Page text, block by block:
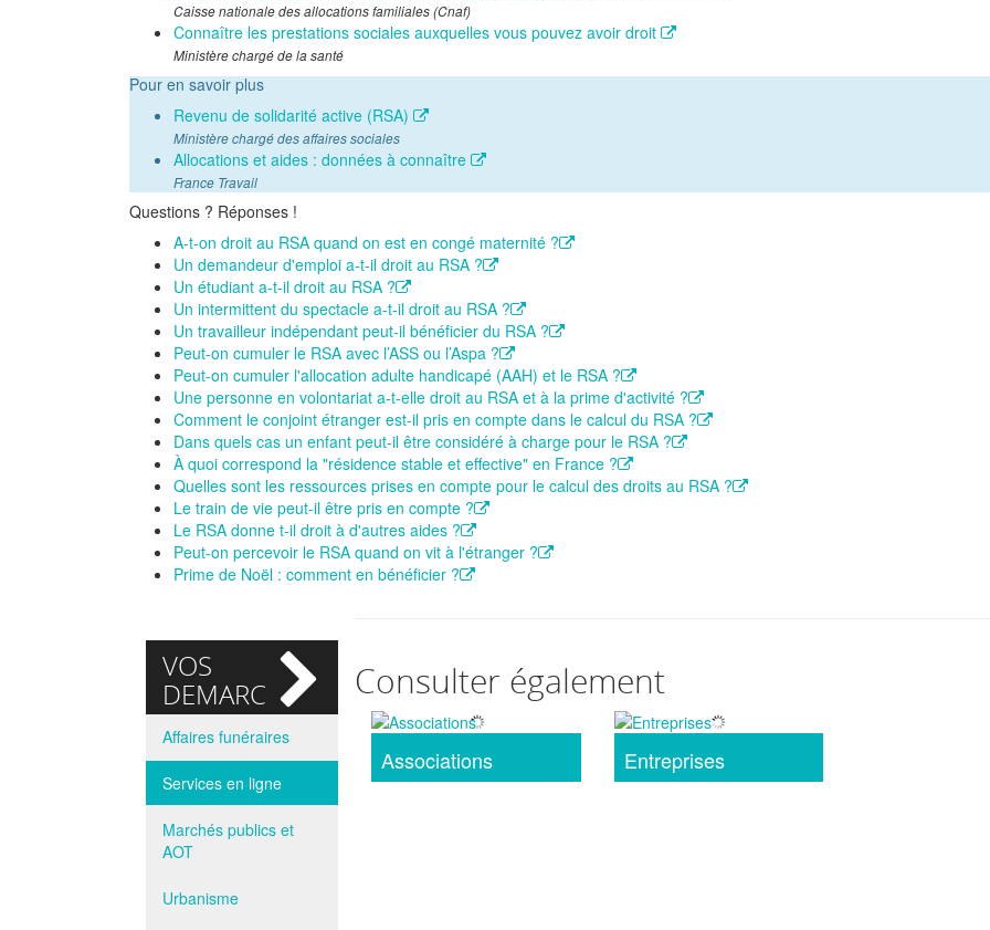
Caisse nationale des allocations familiales (Cnaf)
Connaître les prestations sociales auxquelles vous pouvez avoir droit
Ministère chargé de la santé
Pour en savoir plus
Revenu de solidarité active (RSA)
Ministère chargé des affaires sociales
Allocations et aides : données à connaître
France Travail
Questions ? Réponses !
A-t-on droit au RSA quand on est en congé maternité ?
Un demandeur d'emploi a-t-il droit au RSA ?
Un étudiant a-t-il droit au RSA ?
Un intermittent du spectacle a-t-il droit au RSA ?
Un travailleur indépendant peut-il bénéficier du RSA ?
Peut-on cumuler le RSA avec l’ASS ou l’Aspa ?
Peut-on cumuler l'allocation adulte handicapé (AAH) et le RSA ?
Une personne en volontariat a-t-elle droit au RSA et à la prime d'activité ?
Comment le conjoint étranger est-il pris en compte dans le calcul du RSA ?
Dans quels cas un enfant peut-il être considéré à charge pour le RSA ?
À quoi correspond la "résidence stable et effective" en France ?
Quelles sont les ressources prises en compte pour le calcul des droits au RSA ?
Le train de vie peut-il être pris en compte ?
Le RSA donne t-il droit à d'autres aides ?
Peut-on percevoir le RSA quand on vit à l'étranger ?
Prime de Noël : comment en bénéficier ?
VOS
DEMARCHES
Affaires funéraires
Services en ligne
Marchés publics et
AOT
Urbanisme
Consulter également
Associations Entreprises